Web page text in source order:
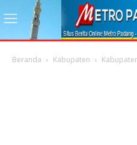
Beranda Kabupaten